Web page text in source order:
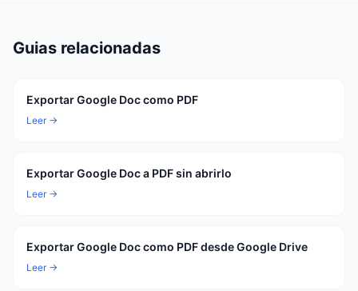
Guias relacionadas
Exportar Google Doc como PDF
Leer →
Exportar Google Doc a PDF sin abrirlo
Leer →
Exportar Google Doc como PDF desde Google Drive
Leer →